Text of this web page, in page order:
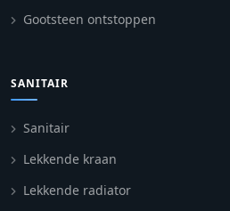
Gootsteen ontstoppen
SANITAIR
Sanitair
Lekkende kraan
Lekkende radiator